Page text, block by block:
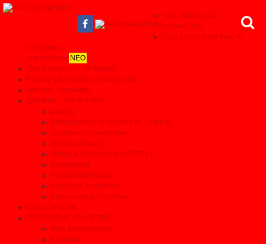
Τιμές Καινούριων
αυτοκινήτων
Τιμές Leasing για όλες τις
κατηγορίες
αυτοκινήτων ΝΕΟ
Test Συνεργείων - Το θαύμα!
Αξίζουν ή δεν αξίζουν τα λεφτά τους
Απόψεις - Αναλύσεις
ΔΟΚΙΜΕΣ - ΣΥΓΚΡΙΤΙΚΑ
Δοκιμές
Αποκαλυπτικά Συγκριτικά σε 11 τομείς
Συγκριτικά αυτοκινήτων
Μεγάλες δοκιμές
Αρθρα & Ερευνες της AUTOBILD
Τα καλύτερα
Αγοραστικά θέματα
Ηλεκτρικά αυτοκίνητα
Παρουσιάσεις Μοντέλων
Όλες οι ειδήσεις
ΠΡΟΙΟΝΤΑ & ΥΠΗΡΕΣΙΕΣ
Βρες Επαγγελματία
Ελαστικά